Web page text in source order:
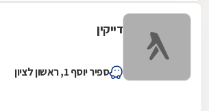
דייקין
ספיר יוסף 1, ראשון לציון